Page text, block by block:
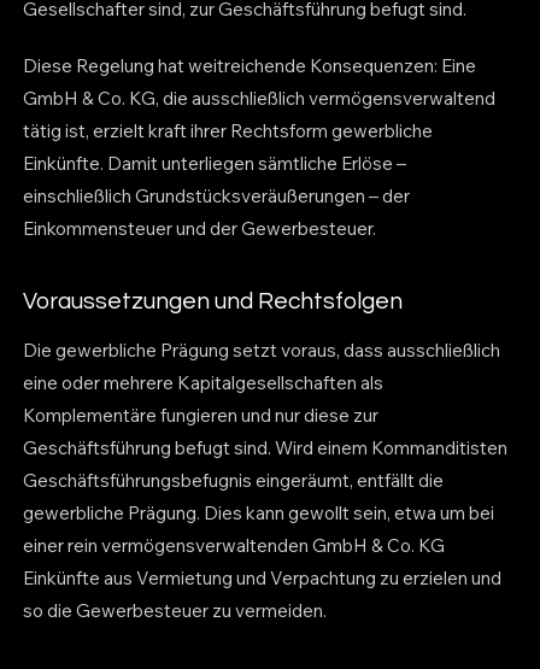
Gesellschafter sind, zur Geschäftsführung befugt sind.
Diese Regelung hat weitreichende Konsequenzen: Eine
GmbH & Co. KG, die ausschließlich vermögensverwaltend
tätig ist, erzielt kraft ihrer Rechtsform gewerbliche
Einkünfte. Damit unterliegen sämtliche Erlöse –
einschließlich Grundstücksveräußerungen – der
Einkommensteuer und der Gewerbesteuer.
Voraussetzungen und Rechtsfolgen
Die gewerbliche Prägung setzt voraus, dass ausschließlich
eine oder mehrere Kapitalgesellschaften als
Komplementäre fungieren und nur diese zur
Geschäftsführung befugt sind. Wird einem Kommanditisten
Geschäftsführungsbefugnis eingeräumt, entfällt die
gewerbliche Prägung. Dies kann gewollt sein, etwa um bei
einer rein vermögensverwaltenden GmbH & Co. KG
Einkünfte aus Vermietung und Verpachtung zu erzielen und
so die Gewerbesteuer zu vermeiden.